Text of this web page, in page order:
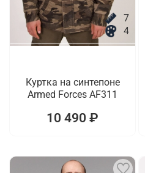
7
4
Куртка на синтепоне
Armed Forces AF311
10 490 ₽